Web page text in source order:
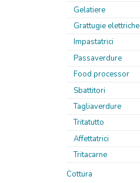
Gelatiere
Grattugie elettriche
Impastatrici
Passaverdure
Food processor
Sbattitori
Tagliaverdure
Tritatutto
Affettatrici
Tritacarne
Cottura